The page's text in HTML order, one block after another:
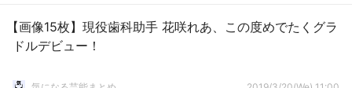
【画像15枚】現役歯科助手 花咲れあ、この度めでたくグラ
ドルデビュー！